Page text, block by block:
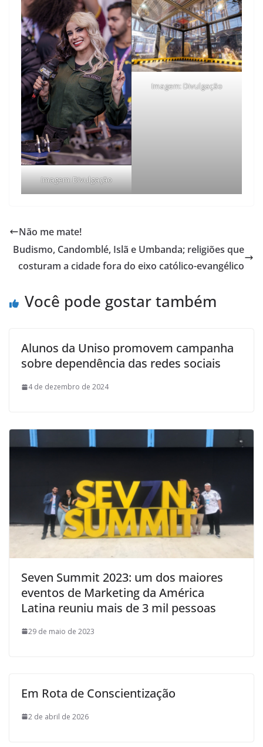
Imagem: Divulgação
Imagem: Divulgação
Não me mate!
Budismo, Candomblé, Islã e Umbanda; religiões que
costuram a cidade fora do eixo católico-evangélico
Você pode gostar também
Alunos da Uniso promovem campanha
sobre dependência das redes sociais
4 de dezembro de 2024
Seven Summit 2023: um dos maiores
eventos de Marketing da América
Latina reuniu mais de 3 mil pessoas
29 de maio de 2023
Em Rota de Conscientização
2 de abril de 2026